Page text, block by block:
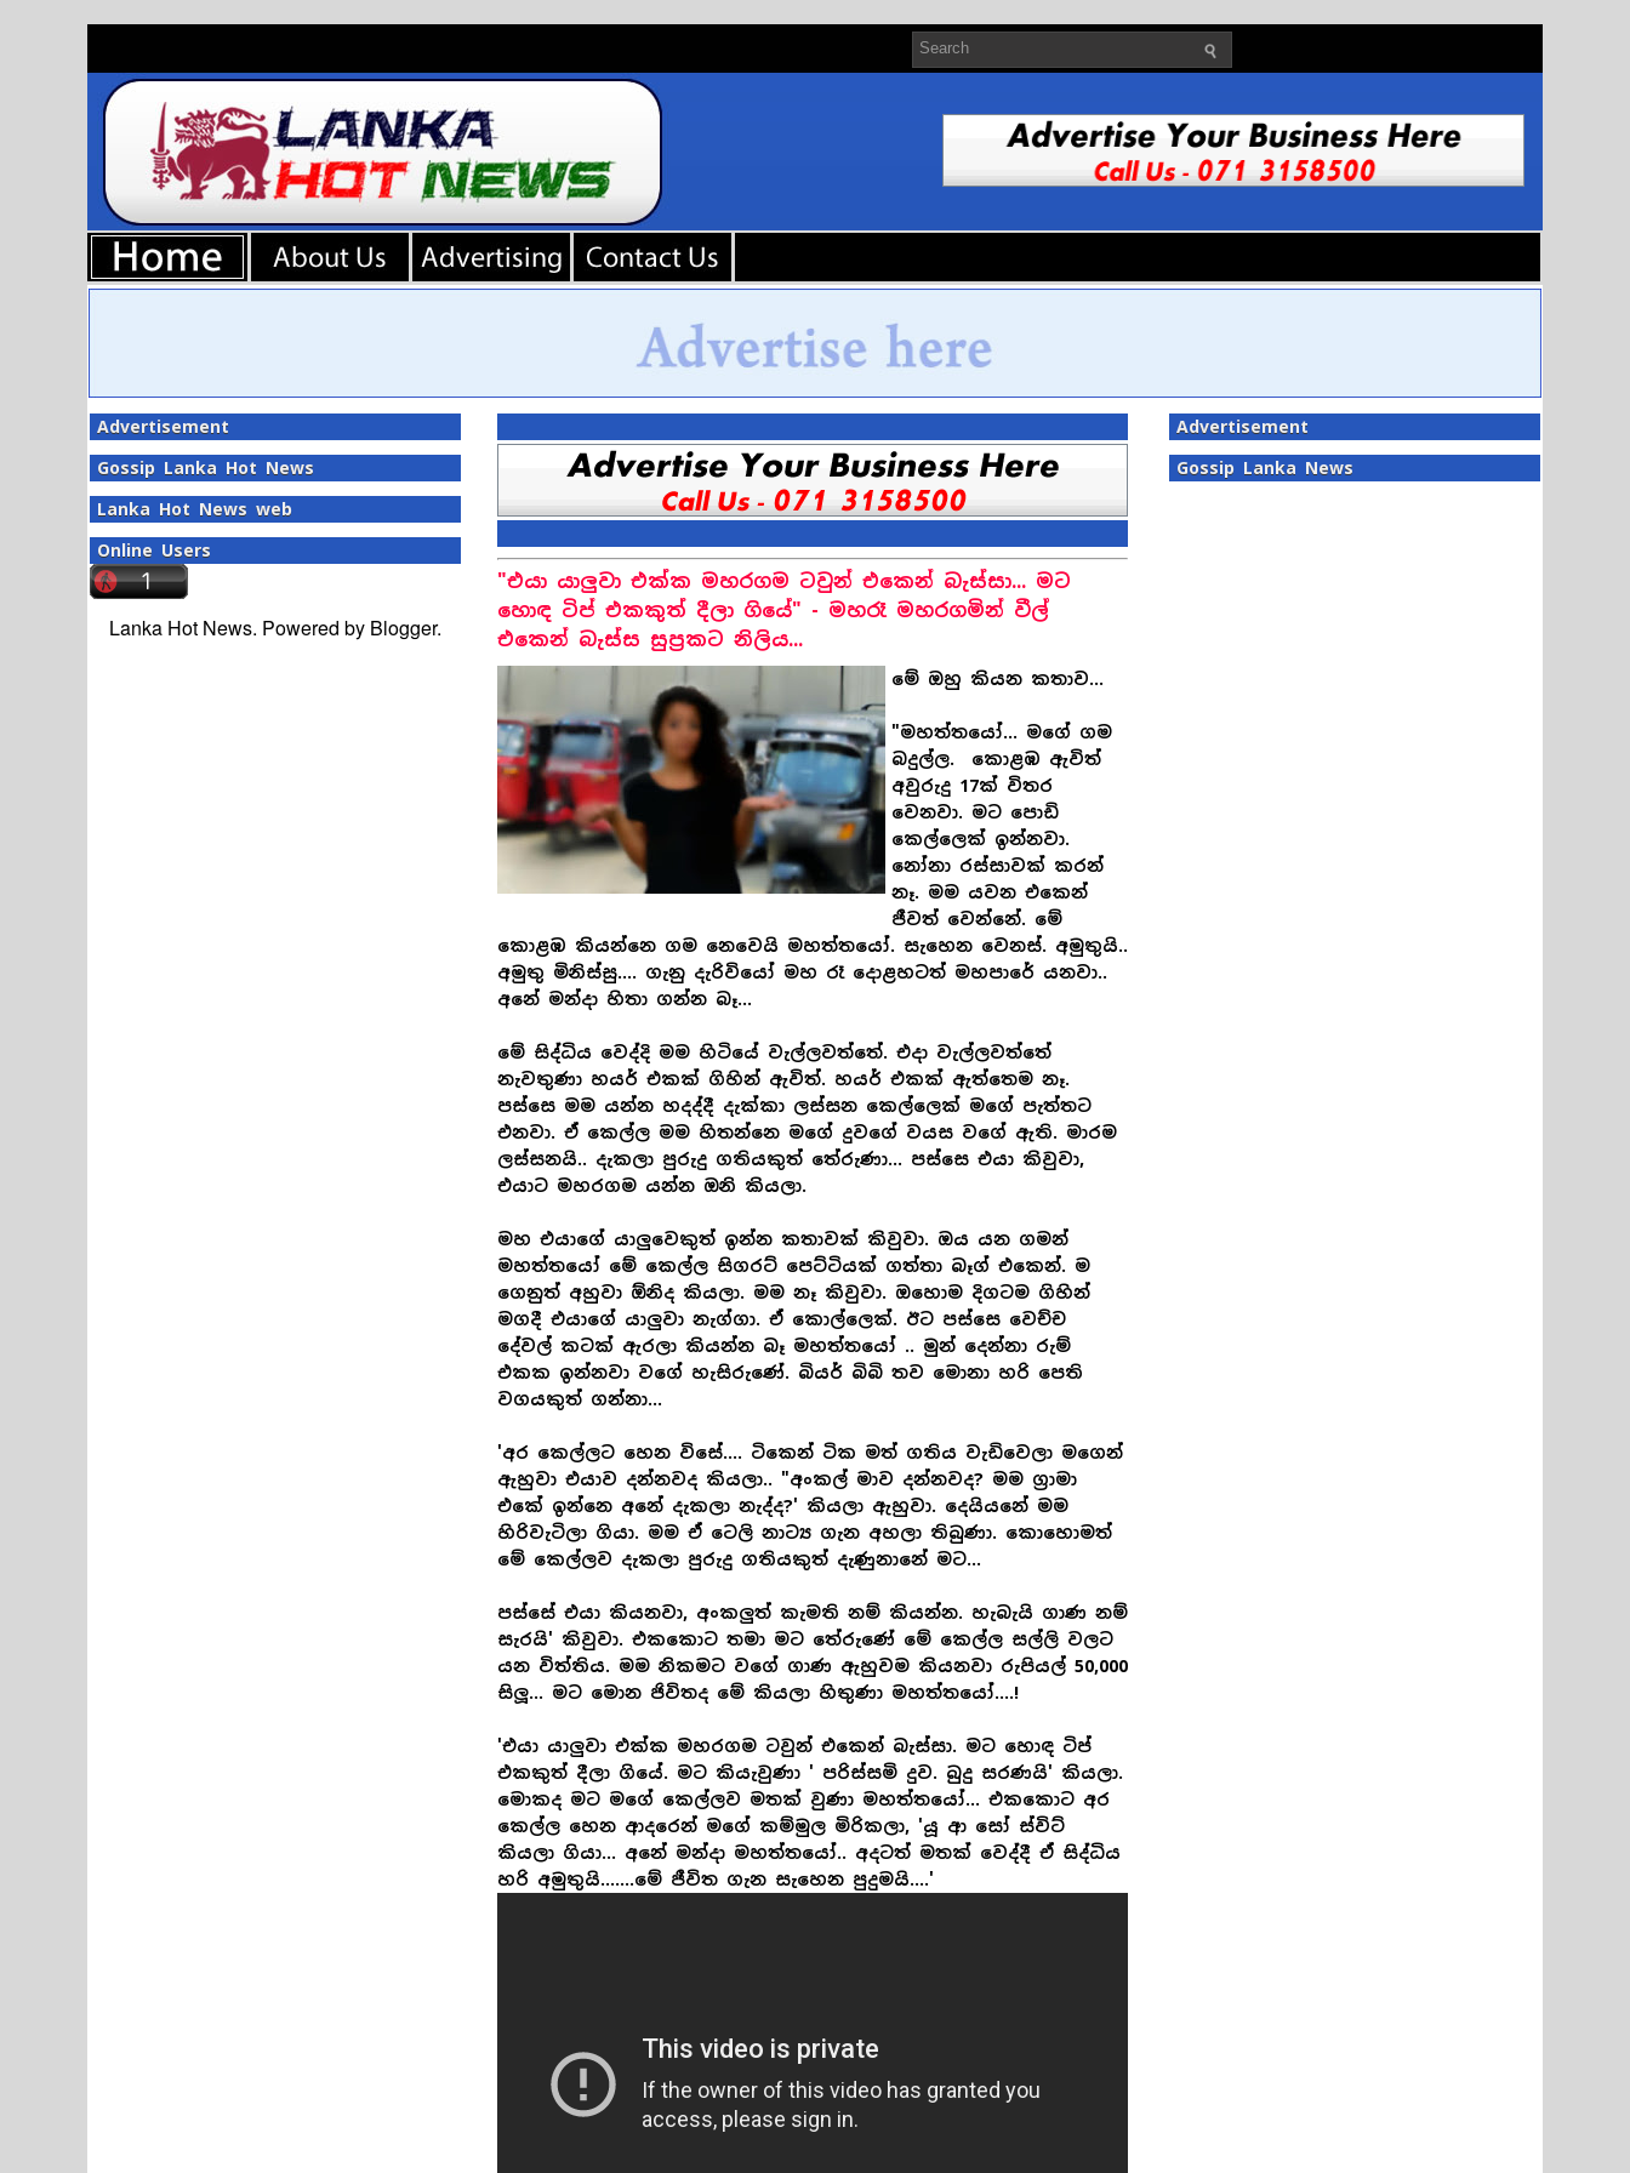
Advertisement
Gossip Lanka Hot News
Lanka Hot News web
Online Users
Lanka Hot News. Powered by Blogger.
"එයා යාලුවා එක්ක මහරගම ටවුන් එකෙන් බැස්සා... මට
හොඳ ටිප් එකකුත් දීලා ගියේ" - මහරෑ මහරගමින් වීල්
එකෙන් බැස්ස සුප්‍රකට නිලිය...
මේ ඔහු කියන කතාව...
"මහත්තයෝ... මගේ ගම
බදුල්ල. කොළඹ ඇවිත්
අවුරුදු 17ක් විතර
වෙනවා. මට පොඩි
කෙල්ලෙක් ඉන්නවා.
නෝනා රස්සාවක් කරන්
නෑ. මම යවන එකෙන්
ජීවත් වෙන්නේ. මේ
කොළඹ කියන්නෙ ගම නෙවෙයි මහත්තයෝ. සැහෙන වෙනස්. අමුතුයි..
අමුතු මිනිස්සු.... ගැනු දැරිවියෝ මහ රෑ දොළහටත් මහපාරේ යනවා..
අනේ මන්දා හිතා ගන්න බෑ...
මේ සිද්ධිය වෙද්දි මම හිටියේ වැල්ලවත්තේ. එදා වැල්ලවත්තේ
නැවතුණා හයර් එකක් ගිහින් ඇවිත්. හයර් එකක් ඇත්තෙම නෑ.
පස්සෙ මම යන්න හදද්දී දැක්කා ලස්සන කෙල්ලෙක් මගේ පැත්තට
එනවා. ඒ කෙල්ල මම හිතන්නෙ මගේ දුවගේ වයස වගේ ඇති. මාරම
ලස්සනයි.. දැකලා පුරුදු ගතියකුත් තේරුණා... පස්සෙ එයා කිවුවා,
එයාට මහරගම යන්න ඔනි කියලා.
මහ එයාගේ යාලුවෙකුත් ඉන්න කතාවක් කිවුවා. ඔය යන ගමන්
මහත්තයෝ මේ කෙල්ල සිගරට් පෙට්ටියක් ගත්තා බෑග් එකෙන්. ම
ගෙනුත් අහුවා ඕනිද කියලා. මම නෑ කිවුවා. ඔහොම දිගටම ගිහින්
මගදී එයාගේ යාලුවා නැග්ගා. ඒ කොල්ලෙක්. ඊට පස්සෙ වෙච්ච
දේවල් කටක් ඇරලා කියන්න බෑ මහත්තයෝ .. මුන් දෙන්නා රුම්
එකක ඉන්නවා වගේ හැසිරුණේ. බියර් බිබි තව මොනා හරි පෙති
වගයකුත් ගන්නා...
'අර කෙල්ලට හෙන විසේ.... ටිකෙන් ටික මත් ගතිය වැඩිවෙලා මගෙන්
ඇහුවා එයාව දන්නවද කියලා.. "අංකල් මාව දන්නවද? මම ග්‍රාමා
එකේ ඉන්නෙ අනේ දැකලා නැද්ද?' කියලා ඇහුවා. දෙයියනේ මම
හිරිවැටිලා ගියා. මම ඒ ටෙලි නාට්‍ය ගැන අහලා තිබුණා. කොහොමත්
මේ කෙල්ලව දැකලා පුරුදු ගතියකුත් දැණුනානේ මට...
පස්සේ එයා කියනවා, අංකලුත් කැමති නම් කියන්න. හැබැයි ගාණ නම්
සැරයි' කිවුවා. එකකොට තමා මට තේරුණේ මේ කෙල්ල සල්ලි වලට
යන විත්තිය. මම නිකමට වගේ ගාණ ඇහුවම කියනවා රුපියල් 50,000
සිලූ... මට මොන ජිවිතද මේ කියලා හිතුණා මහත්තයෝ....!
'එයා යාලුවා එක්ක මහරගම ටවුන් එකෙන් බැස්සා. මට හොඳ ටිප්
එකකුත් දීලා ගියේ. මට කියැවුණා ' පරිස්සමි දුව. බුදු සරණයි' කියලා.
මොකද මට මගේ කෙල්ලව මතක් වුණා මහත්තයෝ... එකකොට අර
කෙල්ල හෙන ආදරෙන් මගේ කම්මුල මිරිකලා, 'යූ ආ සෝ ස්විට්
කියලා ගියා... අනේ මන්දා මහත්තයෝ.. අදටත් මතක් වෙද්දී ඒ සිද්ධිය
හරි අමුතුයි.......මේ ජීවිත ගැන සැහෙන පුදුමයි....'
Advertisement
Gossip Lanka News